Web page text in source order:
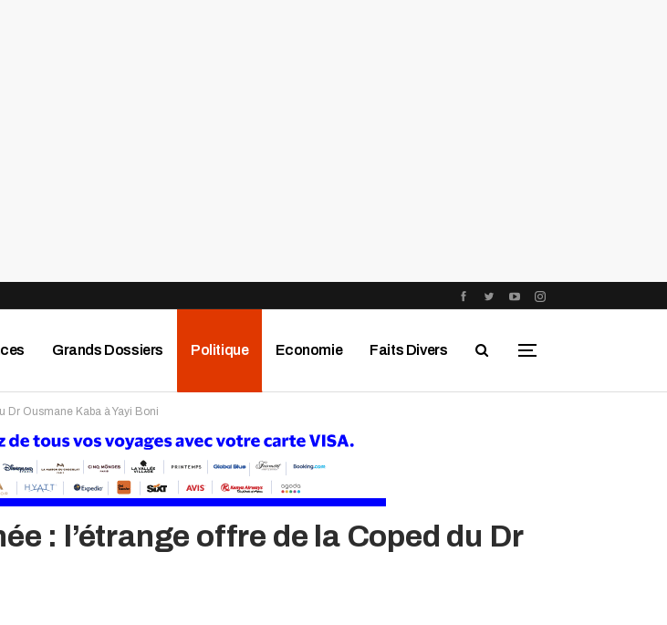
Grands Dossiers Politique Economie Faits Divers
Région
Dr Ousmane Kaba à Yayi Boni
: l’étrange offre de la Coped du Dr